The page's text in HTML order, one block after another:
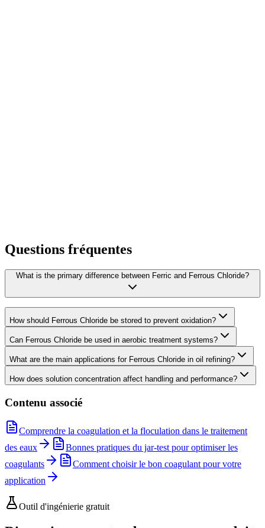
Questions fréquentes
What is the primary difference between Ferric and Ferrous Chloride?
How should Ferrous Chloride be stored to prevent oxidation?
Can Ferrous Chloride be used in aerobic treatment systems?
What are the main applications for Ferrous Chloride in oil refining?
How does solution concentration affect handling and performance?
Contenu associé
Comprendre la coagulation et la floculation dans le traitement
des eaux
Bonnes pratiques du jar-test pour optimiser les
coagulants
Comment choisir le bon coagulant pour votre
application
Outil d'ingénierie gratuit